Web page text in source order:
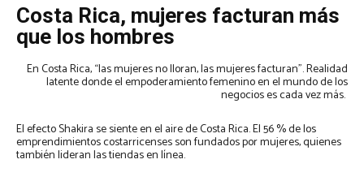
Costa Rica, mujeres facturan más
que los hombres
En Costa Rica, “las mujeres no lloran, las mujeres facturan”. Realidad
latente donde el empoderamiento femenino en el mundo de los
negocios es cada vez más.
El efecto Shakira se siente en el aire de Costa Rica. El 56 % de los
emprendimientos costarricenses son fundados por mujeres, quienes
también lideran las tiendas en línea.